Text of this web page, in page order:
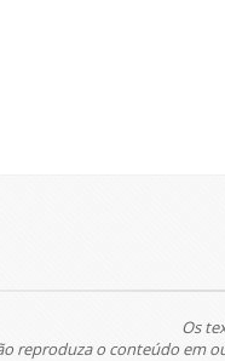
Os
reproduza o conteúdo em